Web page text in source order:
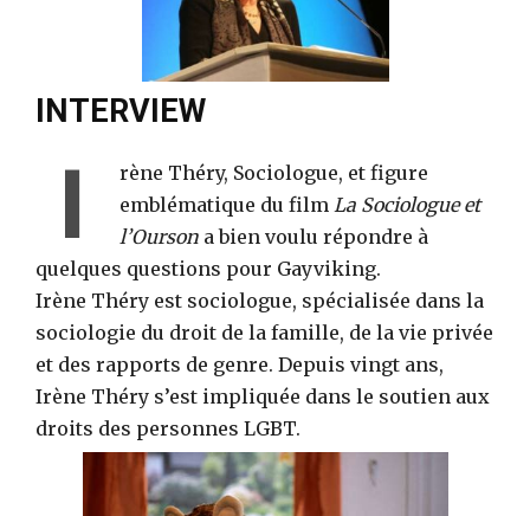
INTERVIEW
I
rène Théry, Sociologue, et figure
emblématique du film La Sociologue et
l’Ourson a bien voulu répondre à
quelques questions pour Gayviking.
Irène Théry est sociologue, spécialisée dans la
sociologie du droit de la famille, de la vie privée
et des rapports de genre. Depuis vingt ans,
Irène Théry s’est impliquée dans le soutien aux
droits des personnes LGBT.